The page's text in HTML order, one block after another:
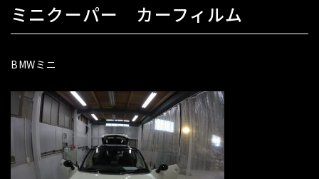
ミニクーパー カーフィルム
BMWミニ